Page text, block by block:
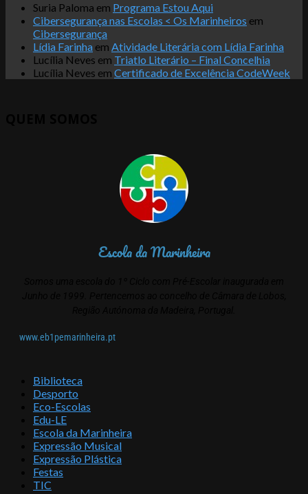
Suria Paloma em Programa Estou Aqui
Cibersegurança nas Escolas < Os Marinheiros em
Cibersegurança
Lídia Farinha em Atividade Literária com Lídia Farinha
Lucília Neves em Triatlo Literário – Final Concelhia
Lucília Neves em Certificado de Excelência CodeWeek
Escola da Marinheira
www.eb1pemarinheira.pt
Biblioteca
Desporto
Eco-Escolas
Edu-LE
Escola da Marinheira
Expressão Musical
Expressão Plástica
Festas
TIC